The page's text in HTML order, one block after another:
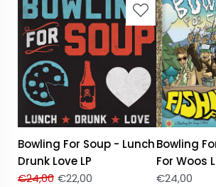
Bowling For Soup - Lunch
Drunk Love LP
€24,00 €22,00
Bowling
For Woos
€24,00